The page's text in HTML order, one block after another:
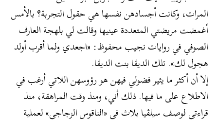
المرات، وكانت أجسادهن نفسها هي حقول التجربة؟ بالأمس
أغمضت مريضتي المتعددة عينيها وقالت لي بلهجة العارف
الصوفي في روايات نجيب محفوظ: «اجعدي ولما أقرب أولد
هجول لك». تلك الديڤا بنت الديڤا.
إلا أن أكثر ما يثير فضولي فيهن هو رؤوسهن اللاتي أرغب في
الاطلاع على ما فيها. ذلك أني، ومنذ وقت المراهقة، منذ
قراءتي لوصف سيلڤيا بلاث في «الناقوس الزجاجي» لعملية